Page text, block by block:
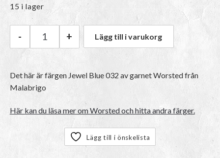
15 i lager
Malabrigo Worsted | 032 Jewel Blue mängd
- + Lägg till i varukorg
Det här är färgen Jewel Blue 032 av garnetWorstedfrån
Malabrigo
Här kan du läsa mer om Worsted och hitta andra färger.
Lägg till i önskelista